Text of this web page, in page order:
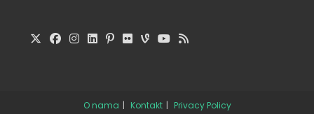
O nama Kontakt Privacy Policy